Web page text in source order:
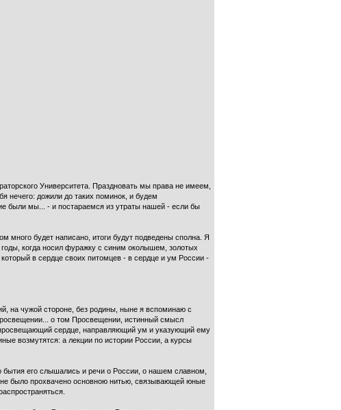
Университета. Праздновать мы права не имеем,
нечего: дожили до таких поминок, и будем
были мы... - и постараем­ся из утраты нашей - если бы
много будет написано, итоги будут подве­дены сполна. Я
когда носил фуражку с синим околышем, золотых
в сердце своих питомцев - в сердце и ум России -
на чужой стороне, без родины, ныне я вспоминаю с
о том Просвещении, истинный смысл
сердце, направ­ляющий ум и указующий ему
воз­мутятся: а лекции по истории России, а курсы
его слышались и речи о России, о нашем славном,
было прохвачено основною нитью, связывающей юные